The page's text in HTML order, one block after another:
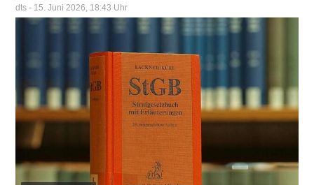
dts - 15. Juni 2026, 18:43 Uhr